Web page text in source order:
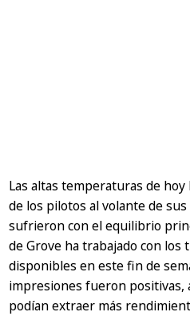
Las altas temperaturas de
de los pilotos al volante de
sufrieron con el equilibrio
de Grove ha trabajado con los
disponibles en este fin de
impresiones fueron positivas,
podían extraer más